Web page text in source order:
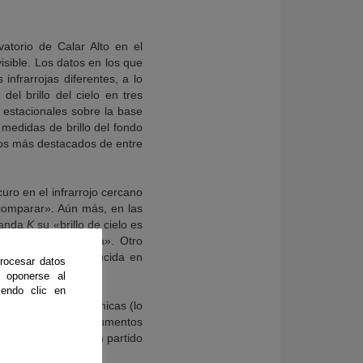
de Calar Alto en el
Los datos en los que
infrarrojas diferentes, a lo
del brillo del cielo en tres
sobre la base
de brillo del fondo
más destacados de entre
en el infrarrojo cercano
Aún más, en las
Ksu «brillo de cielo es
de Mauna Kea». Otro
realmente reducida en
astronómicas (lo
y los instrumentos
saca buen partido
datos
al
clic en